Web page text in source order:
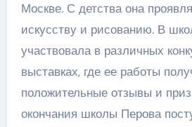
Москве. С детства она
искусству и рисованию. В
участвовала в различных
выставках, где ее работы
положительные отзывы и
окончания школы Перова